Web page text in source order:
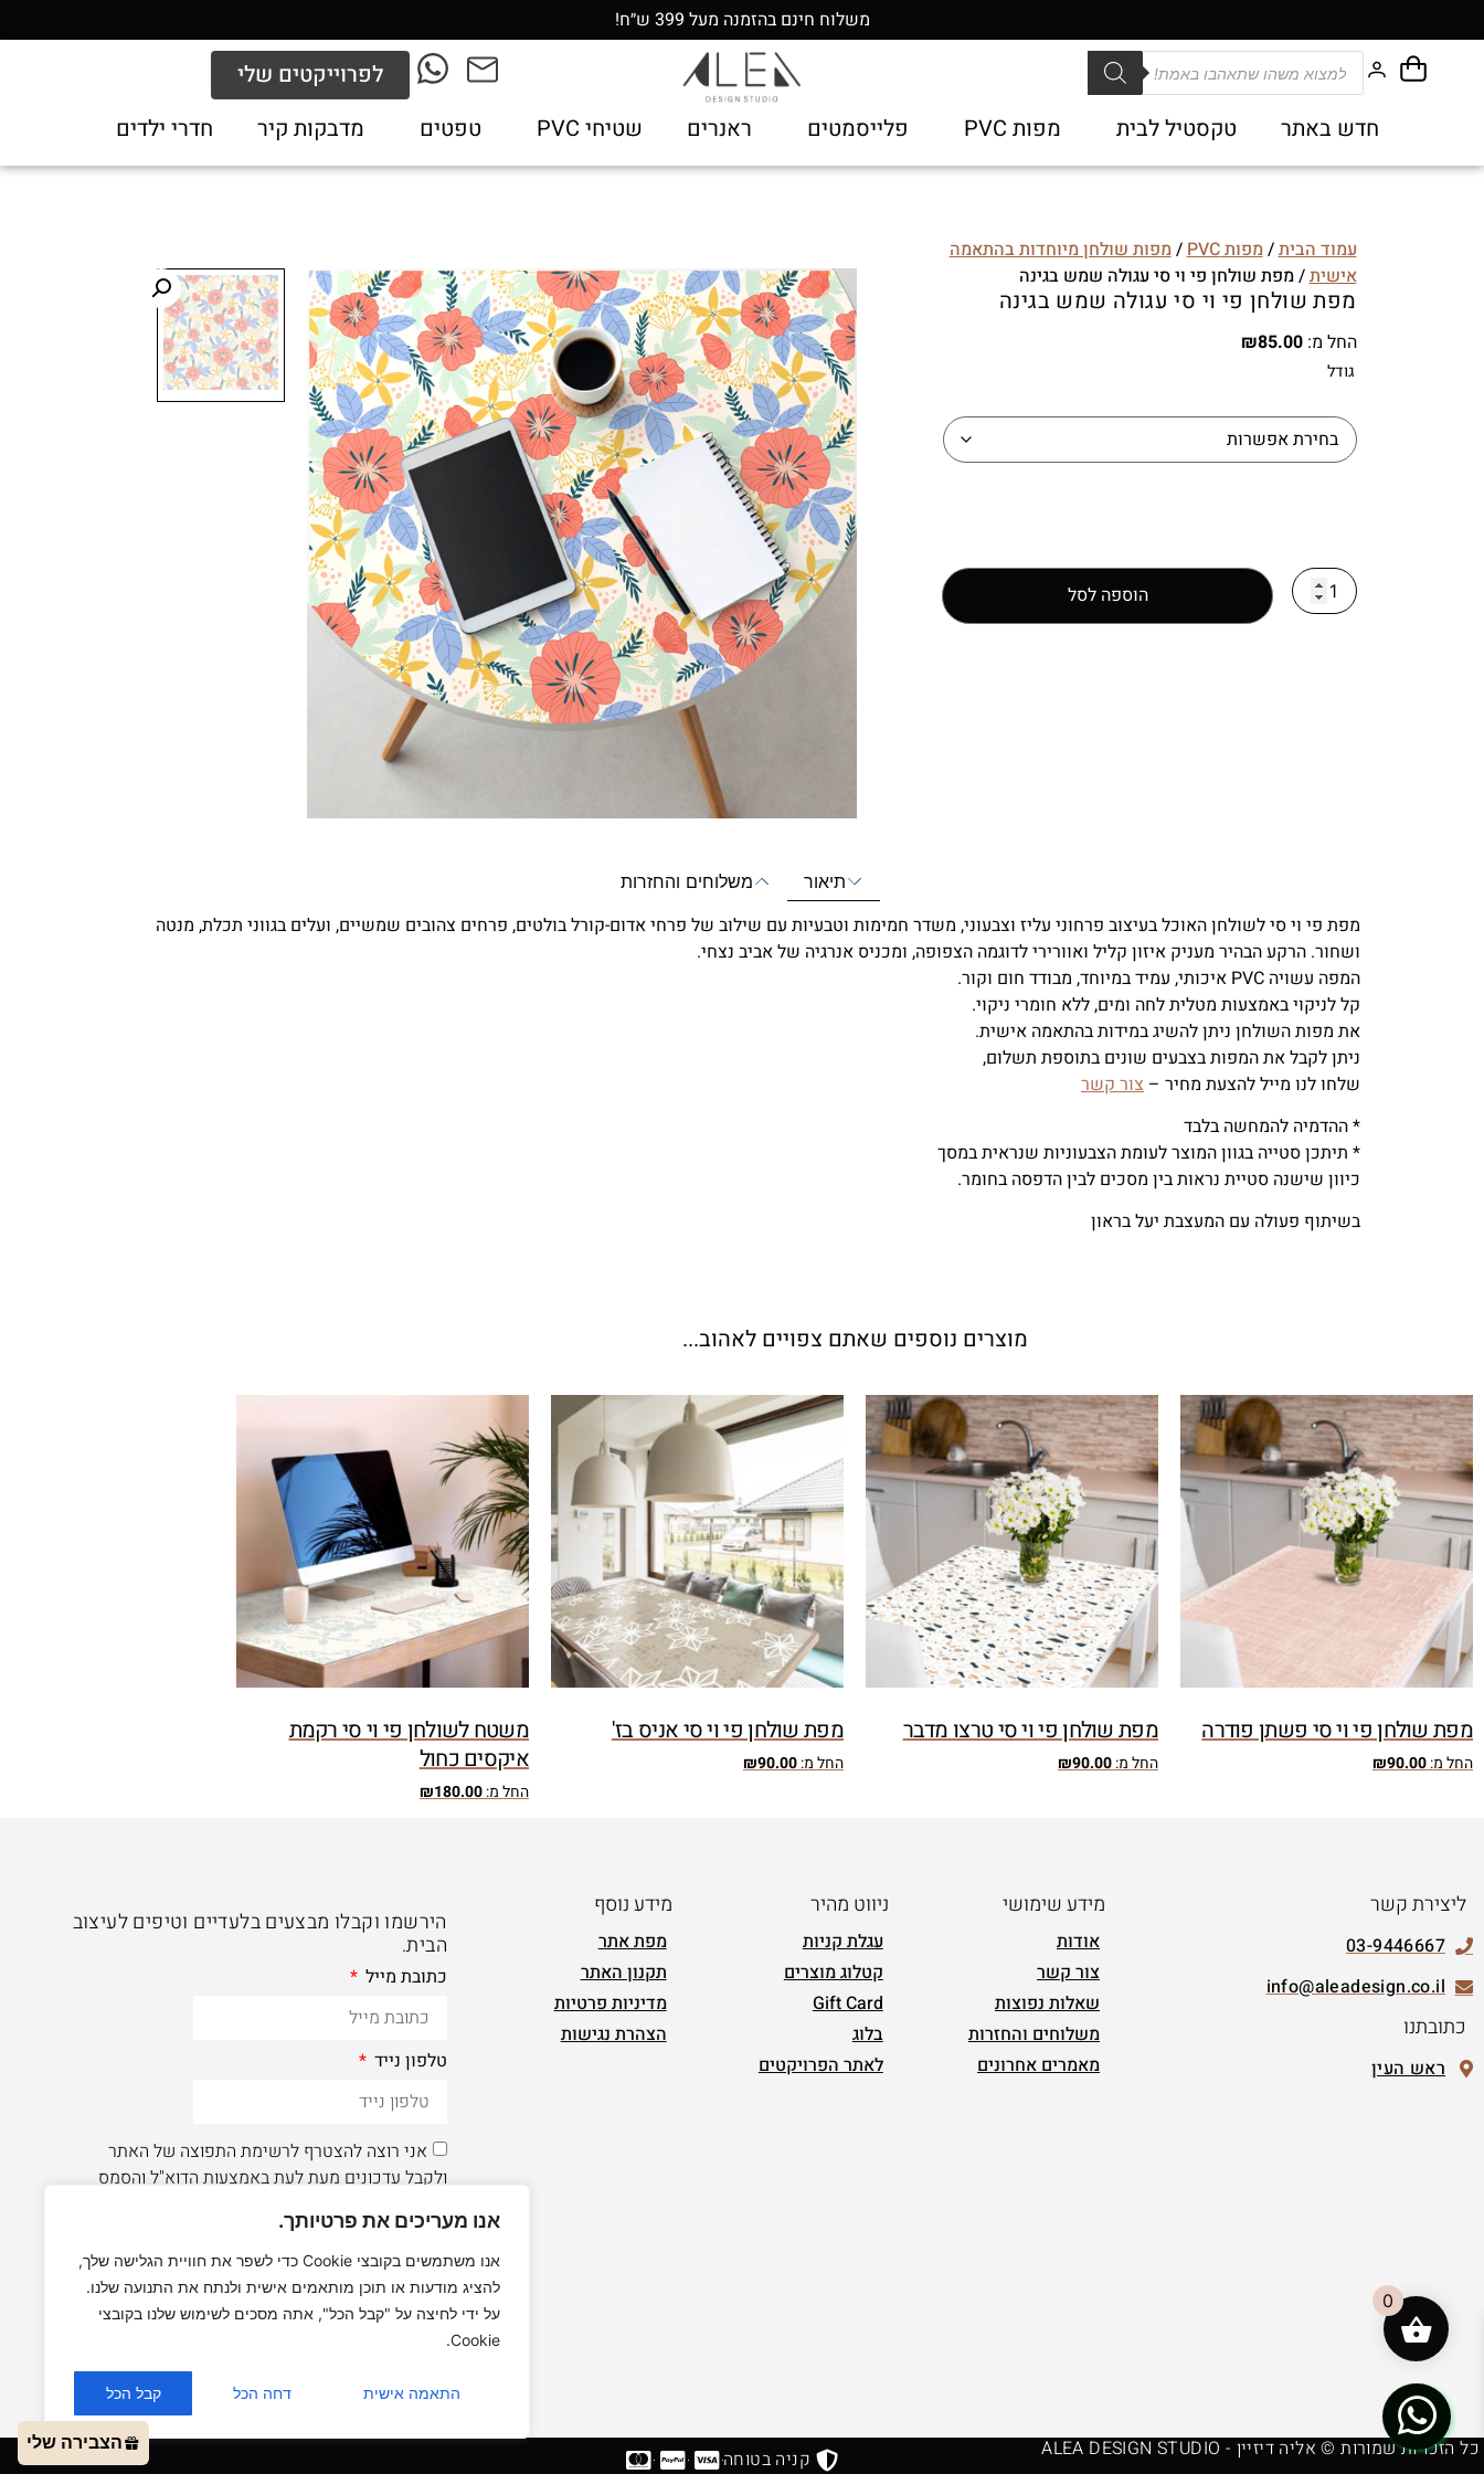
אנו מעריכים את פרטיותך.
אנו משתמשים בקובצי Cookie כדי לשפר את חוויית הגלישה שלך,
להציג מודעות או תוכן מותאמים אישית ולנתח את התנועה שלנו.
על ידי לחיצה על "קבל הכל", אתה מסכים לשימוש שלנו בקובצי
Cookie.
התאמה אישית דחה הכל קבל הכל
משלוח חינם בהזמנה מעל 399 ש״ח!
לפרוייקטים שלי
חדש באתר
טקסטיל לבית מפות PVC פלייסמטים ראנרים שטיחי PVC טפטים מדבקות קיר חדרי ילדים
עמוד הבית/מפות PVC /מפות שולחן מיוחדות בהתאמה
אישית/ מפת שולחן פי וי סי עגולה שמש בגינה
מפת שולחן פי וי סי עגולה שמש בגינה
החל מ: ₪85.00
גודל
הוספה לסל
תיאור משלוחים והחזרות
מפת פי וי סי לשולחן האוכל בעיצוב פרחוני עליז וצבעוני, משדר חמימות וטבעיות עם שילוב של פרחי אדום-קורל בולטים, פרחים צהובים שמשיים, ועלים בגווני תכלת, מנטה
ושחור. הרקע הבהיר מעניק איזון קליל ואוורירי לדוגמה הצפופה, ומכניס אנרגיה של אביב נצחי.
המפה עשויה PVC איכותי, עמיד במיוחד, מבודד חום וקור.
קל לניקוי באמצעות מטלית לחה ומים, ללא חומרי ניקוי.
את מפות השולחן ניתן להשיג במידות בהתאמה אישית.
ניתן לקבל את המפות בצבעים שונים בתוספת תשלום,
שלחו לנו מייל להצעת מחיר – צור קשר
* ההדמיה להמחשה בלבד
* תיתכן סטייה בגוון המוצר לעומת הצבעוניות שנראית במסך
כיוון שישנה סטיית נראות בין מסכים לבין הדפסה בחומר.
בשיתוף פעולה עם המעצבת יעל בראון
מוצרים נוספים שאתם צפויים לאהוב...
מפת שולחן פי וי סי פשתן פודרה
החל מ: ₪90.00
מפת שולחן פי וי סי טרצו מדבר
החל מ: ₪90.00
מפת שולחן פי וי סי אניס בז'
החל מ: ₪90.00
משטח לשולחן פי וי סי רקמת
איקסים כחול
החל מ: ₪180.00
ליצירת קשר
03-9446667
info@aleadesign.co.il
כתובתנו
ראש העין
מידע שימושי
אודות
צור קשר
שאלות נפוצות
משלוחים והחזרות
מאמרים אחרונים
ניווט מהיר
עגלת קניות
קטלוג מוצרים
Gift Card
בלוג
לאתר הפרויקטים
מידע נוסף
מפת אתר
תקנון האתר
מדיניות פרטיות
הצהרת נגישות
הירשמו וקבלו מבצעים בלעדיים וטיפים לעיצוב
הבית.
כתובת מייל
טלפון נייד
אני רוצה להצטרף לרשימת התפוצה של האתר
ולקבל עדכונים מעת לעת באמצעות הדוא"ל והסמס
הרשמה
לעוד תוכן איכותי - תעקבו AleaDesign@
כל הזכויות שמורות © אליה דיזיין - ALEA DESIGN STUDIO קניה בטוחה
הצבירה שלי
0